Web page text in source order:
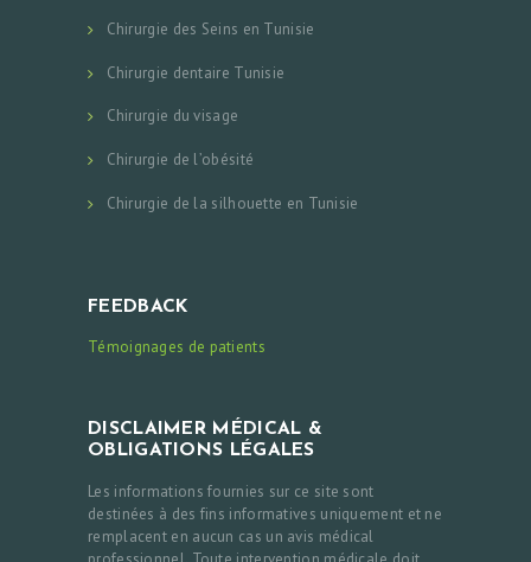
Chirurgie des Seins en Tunisie
Chirurgie dentaire Tunisie
Chirurgie du visage
Chirurgie de l’obésité
Chirurgie de la silhouette en Tunisie
FEEDBACK
Témoignages de patients
DISCLAIMER MÉDICAL &
OBLIGATIONS LÉGALES
Les informations fournies sur ce site sont
destinées à des fins informatives uniquement et ne
remplacent en aucun cas un avis médical